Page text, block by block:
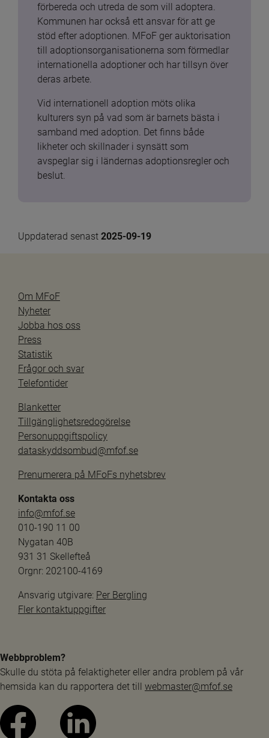
förbereda och utreda de som vill adoptera.
Kommunen har också ett ansvar för att ge
stöd efter adoptionen. MFoF ger auktorisation
till adoptionsorganisationerna som förmedlar
internationella adoptioner och har tillsyn över
deras arbete.
Vid internationell adoption möts olika
kulturers syn på vad som är barnets bästa i
samband med adoption. Det finns både
likheter och skillnader i synsätt som
avspeglar sig i ländernas adoptionsregler och
beslut.
Uppdaterad senast 2025-09-19
Om MFoF
Nyheter
Jobba hos oss
Press
Statistik
Frågor och svar
Telefontider
Blanketter
Tillgänglighetsredogörelse
Personuppgiftspolicy
dataskyddsombud@mfof.se
Prenumerera på MFoFs nyhetsbrev
Kontakta oss
info@mfof.se
010-190 11 00
Nygatan 40B
931 31 Skellefteå
Orgnr: 202100-4169
Ansvarig utgivare: Per Bergling
Fler kontaktuppgifter
Webbproblem?
Skulle du stöta på felaktigheter eller andra problem på vår
hemsida kan du rapportera det till webmaster@mfof.se